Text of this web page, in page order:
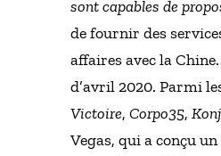
sont capables de
de fournir des
affaires avec la
d’avril 2020. Parmi
Victoire, Corpo35,
Vegas, qui a conçu